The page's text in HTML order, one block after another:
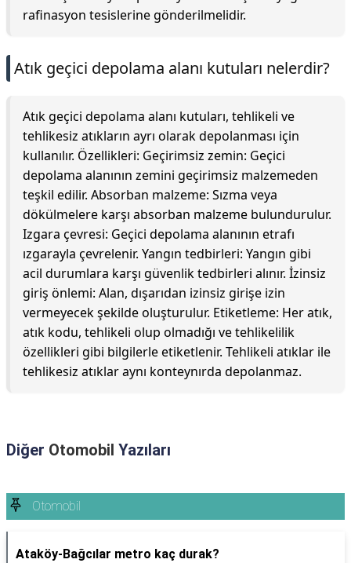
rafinasyon tesislerine gönderilmelidir.
Atık geçici depolama alanı kutuları nelerdir?
Atık geçici depolama alanı kutuları, tehlikeli ve
tehlikesiz atıkların ayrı olarak depolanması için
kullanılır. Özellikleri: Geçirimsiz zemin: Geçici
depolama alanının zemini geçirimsiz malzemeden
teşkil edilir. Absorban malzeme: Sızma veya
dökülmelere karşı absorban malzeme bulundurulur.
Izgara çevresi: Geçici depolama alanının etrafı
ızgarayla çevrelenir. Yangın tedbirleri: Yangın gibi
acil durumlara karşı güvenlik tedbirleri alınır. İzinsiz
giriş önlemi: Alan, dışarıdan izinsiz girişe izin
vermeyecek şekilde oluşturulur. Etiketleme: Her atık,
atık kodu, tehlikeli olup olmadığı ve tehlikelilik
özellikleri gibi bilgilerle etiketlenir. Tehlikeli atıklar ile
tehlikesiz atıklar aynı konteynırda depolanmaz.
Diğer Otomobil Yazıları
Otomobil
Ataköy-Bağcılar metro kaç durak?